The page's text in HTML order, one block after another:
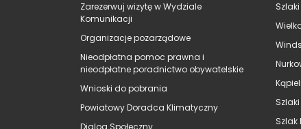
Zarezerwuj wizytę w Wydziale
Komunikacji
Organizacje pozarządowe
Nieodpłatna pomoc prawna i
nieodpłatne poradnictwo obywatelskie
Wnioski do pobrania
Powiatowy Doradca Klimatyczny
Szlak